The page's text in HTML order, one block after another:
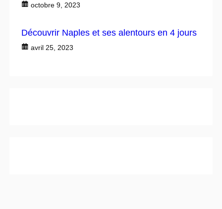
octobre 9, 2023
Découvrir Naples et ses alentours en 4 jours
avril 25, 2023